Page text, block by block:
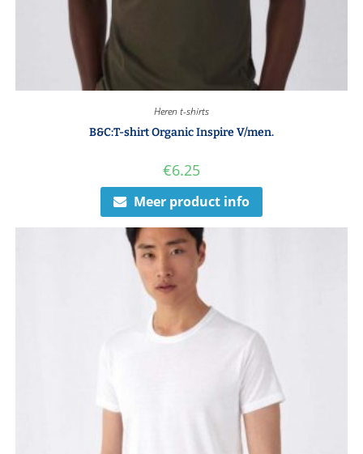
Heren t-shirts
B&C:T-shirt Organic Inspire V/men.
€6.25
Meer product info